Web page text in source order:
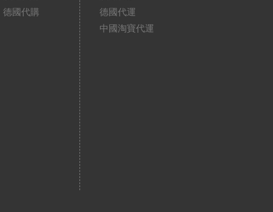
德國代購
德國代運
中國淘寶代運